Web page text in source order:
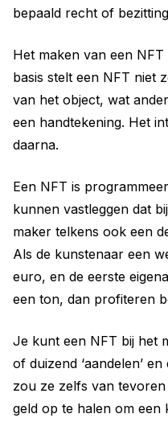
bepaald recht of
Het maken van een
basis stelt een NFT niet
van het object, wat
een handtekening. Het
daarna.
Een NFT is
kunnen vastleggen dat
maker telkens ook een
Als de kunstenaar een
euro, en de eerste
een ton, dan profiteren
Je kunt een NFT bij het
of duizend ‘aandelen’
zou ze zelfs van
geld op te halen om een